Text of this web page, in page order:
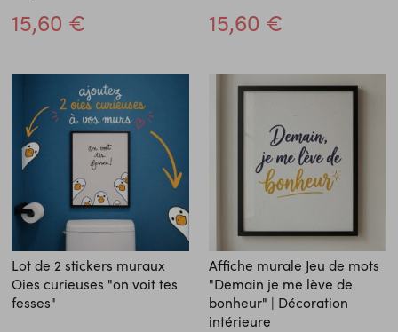
15,60 € 15,60 €
Lot de 2 stickers muraux
Oies curieuses "on voit tes
fesses"
Affiche murale Jeu de mots
"Demain je me lève de
bonheur" | Décoration
intérieure